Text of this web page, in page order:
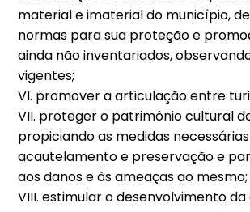
material e imaterial do município,
normas para sua proteção e
ainda não inventariados,
vigentes;
VI. promover a articulação entre
VII. proteger o patrimônio cultural
propiciando as medidas
acautelamento e preservação e
aos danos e às ameaças ao mesmo;
VIII. estimular o desenvolvimento